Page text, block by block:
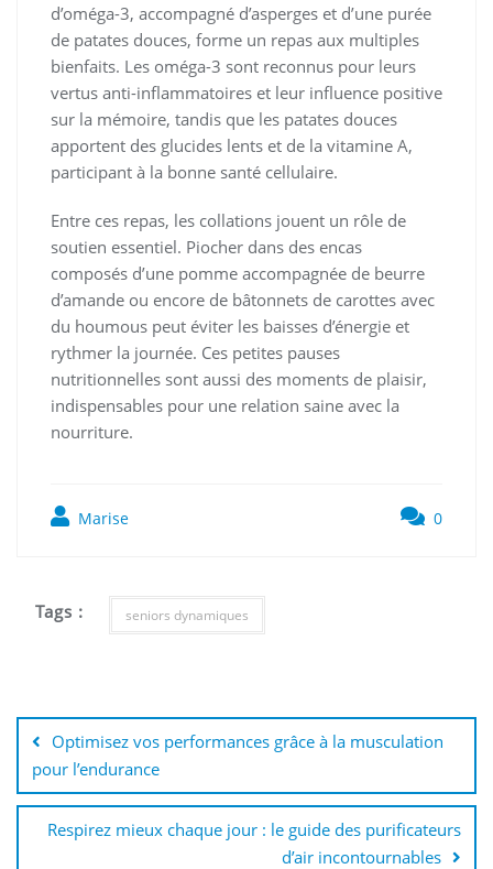
d’oméga-3, accompagné d’asperges et d’une purée
de patates douces, forme un repas aux multiples
bienfaits. Les oméga-3 sont reconnus pour leurs
vertus anti-inflammatoires et leur influence positive
sur la mémoire, tandis que les patates douces
apportent des glucides lents et de la vitamine A,
participant à la bonne santé cellulaire.
Entre ces repas, les collations jouent un rôle de
soutien essentiel. Piocher dans des encas
composés d’une pomme accompagnée de beurre
d’amande ou encore de bâtonnets de carottes avec
du houmous peut éviter les baisses d’énergie et
rythmer la journée. Ces petites pauses
nutritionnelles sont aussi des moments de plaisir,
indispensables pour une relation saine avec la
nourriture.
Marise 0
Tags : seniors dynamiques
de
l’article
Optimisez vos performances grâce à la musculation
pour l’endurance
Respirez mieux chaque jour : le guide des purificateurs
d’air incontournables